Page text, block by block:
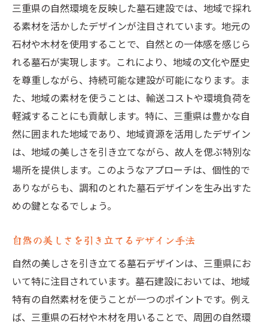
三重県の自然環境を反映した墓石建設では、地域で採れ
る素材を活かしたデザインが注目されています。地元の
石材や木材を使用することで、自然との一体感を感じら
れる墓石が実現します。これにより、地域の文化や歴史
を尊重しながら、持続可能な建設が可能になります。ま
た、地域の素材を使うことは、輸送コストや環境負荷を
軽減することにも貢献します。特に、三重県は豊かな自
然に囲まれた地域であり、地域資源を活用したデザイン
は、地域の美しさを引き立てながら、故人を偲ぶ特別な
場所を提供します。このようなアプローチは、個性的で
ありながらも、調和のとれた墓石デザインを生み出すた
めの鍵となるでしょう。
自然の美しさを引き立てるデザイン手法
自然の美しさを引き立てる墓石デザインは、三重県にお
いて特に注目されています。墓石建設においては、地域
特有の自然素材を使うことが一つのポイントです。例え
ば、三重県の石材や木材を用いることで、周囲の自然環